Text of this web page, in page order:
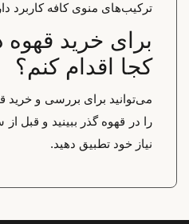
ترکیب‌های منوی کافه کاربرد دارد.
برای خرید قهوه
کجا اقدام کنم؟
می‌توانید برای بررسی و خرید
را در قهوه گذر ببینید و قبل
نیاز خود تطبیق دهید.